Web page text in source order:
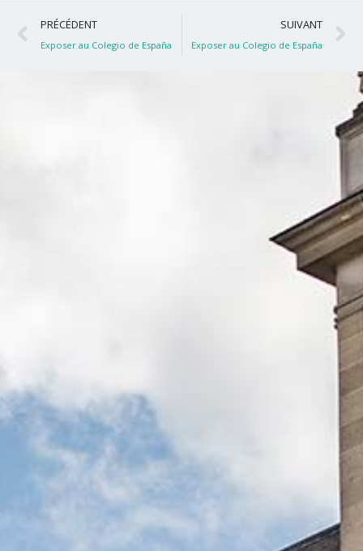
Précédent
PRÉCÉDENT
Exposer au Colegio de España
SUIVANT
Exposer au Colegio de España